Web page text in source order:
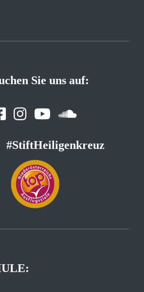
Sie uns auf:
#StiftHeiligenkreuz